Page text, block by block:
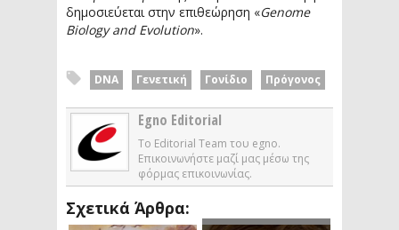
δημοσιεύεται στην επιθεώρηση «Genome
Biology and Evolution».
DNA Γενετική Γονίδιο Πρόγονος
Egno Editorial
Το Editorial Team του egno.
Επικοινωνήστε μαζί μας μέσω της
φόρμας επικοινωνίας.
Σχετικά Άρθρα: